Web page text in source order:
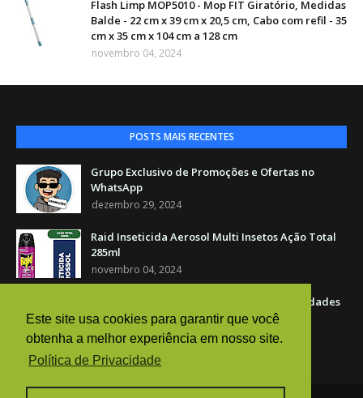
Este site usa cookies para garantir que você
obtenha a melhor experiência em nosso site.
Política de Privacidade
Flash Limp MOP5010 - Mop FIT Giratório, Medidas
Balde - 22 cm x 39 cm x 20,5 cm, Cabo com refil - 35
cm x 35 cm x 104 cm a 128 cm
novembro 04, 2024
POSTS MAIS RECENTES
Grupo Exclusivo de Promoções e Ofertas no
WhatsApp
dezembro 29, 2024
Raid Inseticida Aerosol Multi Insetos Ação Total
285ml
novembro 04, 2024
Raid, Repelente Líquido Elétrico com 3 unidades
novembro 04, 2024